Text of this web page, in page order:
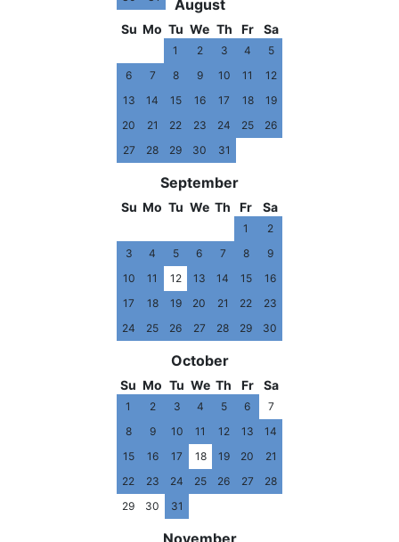
August
Su Mo Tu We Th Fr Sa
1 2 3 4
5
6
7 8 9 10 11
12
13
14 15 16 17 18
19
20
21 22 23 24 25
26
27
28 29 30 31
September
Su Mo Tu We Th Fr Sa
1
2
3
4 5 6 7 8
9
10
11 12 13 14 15
16
17
18 19 20 21 22
23
24
25 26 27 28 29 30
October
Su Mo Tu We Th Fr Sa
1 2 3 4 5 6
7
8
9 10 11 12 13
14
15
16 17 18 19 20
21
22
23 24 25 26 27
28
29
30 31
November